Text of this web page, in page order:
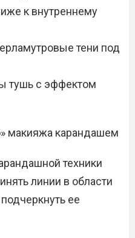
к внутреннему
тени под
тушь с эффектом
макияжа карандашем
техники
линии в области
ее